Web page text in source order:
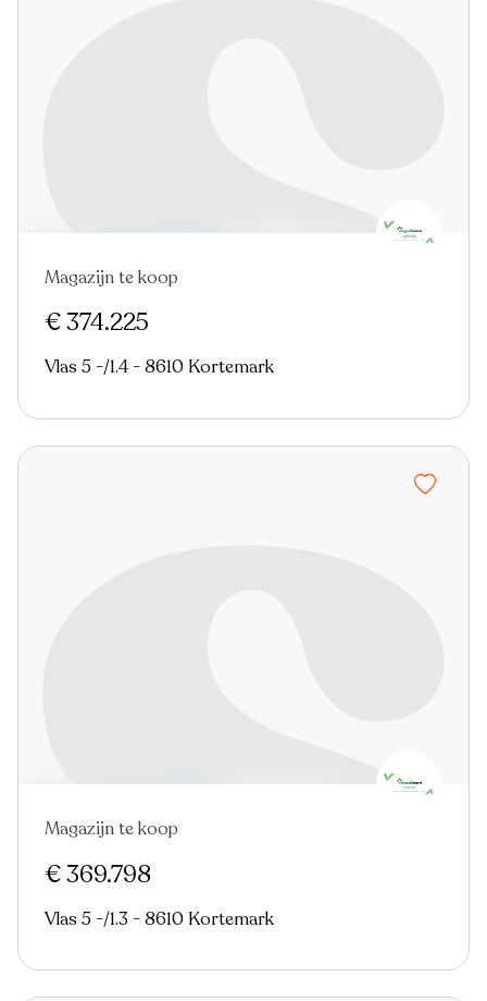
Magazijn te koop
€ 374.225
Vlas 5 -/1.4 - 8610 Kortemark
Magazijn te koop
€ 369.798
Vlas 5 -/1.3 - 8610 Kortemark